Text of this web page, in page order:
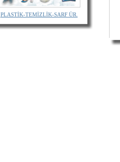
PLASTİK-TEMİZLİK-SARF ÜR.